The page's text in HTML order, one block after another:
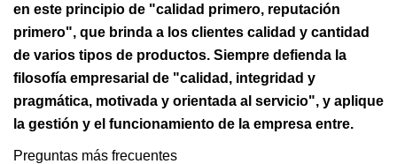
en este principio de "calidad primero, reputación
primero", que brinda a los clientes calidad y cantidad
de varios tipos de productos. Siempre defienda la
filosofía empresarial de "calidad, integridad y
pragmática, motivada y orientada al servicio", y aplique
la gestión y el funcionamiento de la empresa entre.
Preguntas más frecuentes